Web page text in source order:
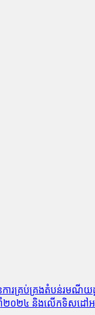
ការគ្រប់គ្រងតំបន់រមណី
២០២៤ និងលើកទិសដៅអនុ